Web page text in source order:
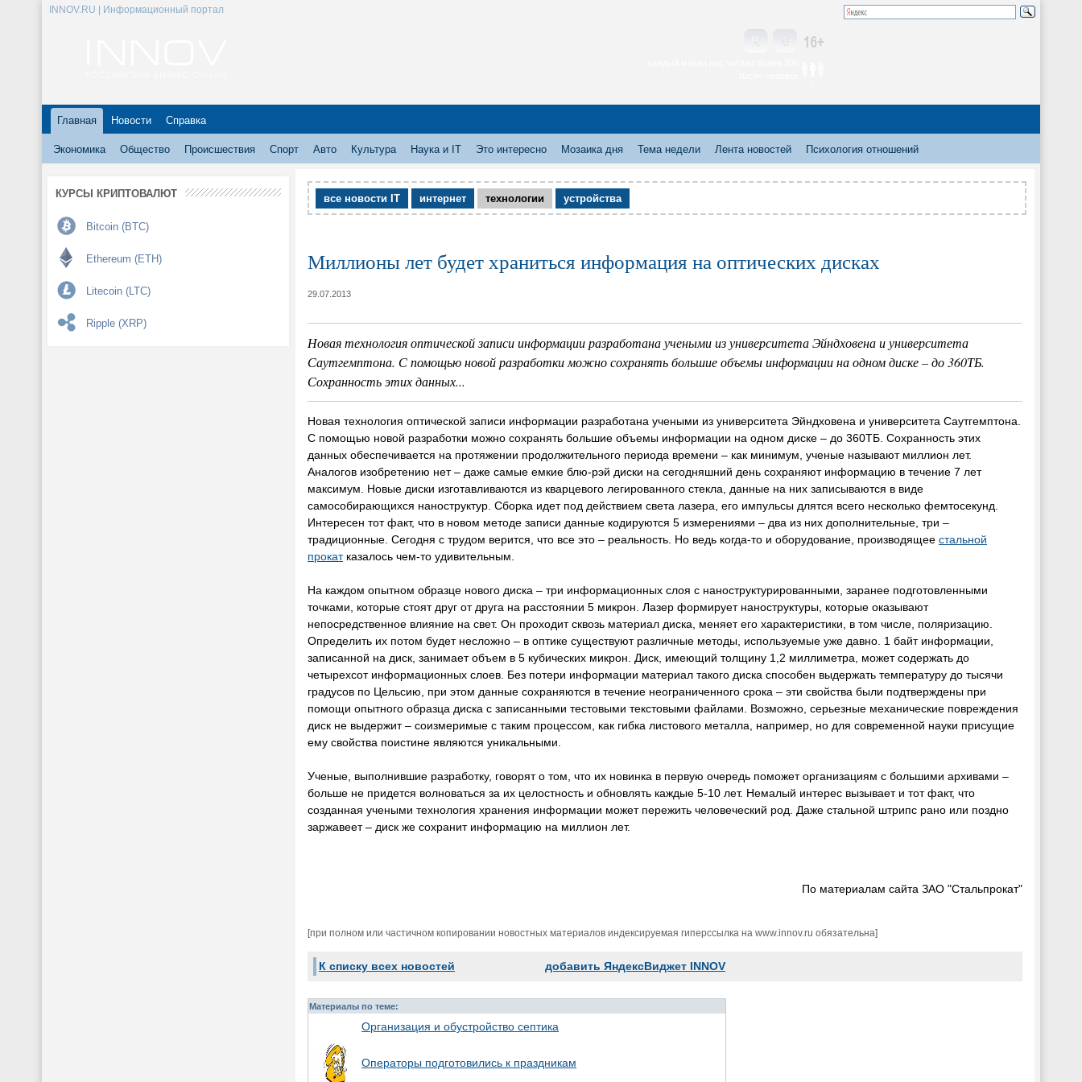
INNOV.RU | Информационный портал
Главная Новости Справка
Экономика Общество Происшествия Спорт Авто Культура Наука и IT Это интересно Мозаика дня Тема недели Лента новостей Психология отношений
КУРСЫ КРИПТОВАЛЮТ
Bitcoin (BTC)
Ethereum (ETH)
Litecoin (LTC)
Ripple (XRP)
все новости IT интернет технологии устройства
Миллионы лет будет храниться информация на оптических дисках
29.07.2013
Новая технология оптической записи информации разработана учеными из университета Эйндховена и университета
Саутгемптона. С помощью новой разработки можно сохранять большие объемы информации на одном диске – до 360ТБ.
Сохранность этих данных...
Новая технология оптической записи информации разработана учеными из университета Эйндховена и университета Саутгемптона.
С помощью новой разработки можно сохранять большие объемы информации на одном диске – до 360ТБ. Сохранность этих
данных обеспечивается на протяжении продолжительного периода времени – как минимум, ученые называют миллион лет.
Аналогов изобретению нет – даже самые емкие блю-рэй диски на сегодняшний день сохраняют информацию в течение 7 лет
максимум. Новые диски изготавливаются из кварцевого легированного стекла, данные на них записываются в виде
самособирающихся наноструктур. Сборка идет под действием света лазера, его импульсы длятся всего несколько фемтосекунд.
Интересен тот факт, что в новом методе записи данные кодируются 5 измерениями – два из них дополнительные, три –
традиционные. Сегодня с трудом верится, что все это – реальность. Но ведь когда-то и оборудование, производящее стальной
прокатказалось чем-то удивительным.
На каждом опытном образце нового диска – три информационных слоя с наноструктурированными, заранее подготовленными
точками, которые стоят друг от друга на расстоянии 5 микрон. Лазер формирует наноструктуры, которые оказывают
непосредственное влияние на свет. Он проходит сквозь материал диска, меняет его характеристики, в том числе, поляризацию.
Определить их потом будет несложно – в оптике существуют различные методы, используемые уже давно. 1 байт информации,
записанной на диск, занимает объем в 5 кубических микрон. Диск, имеющий толщину 1,2 миллиметра, может содержать до
четырехсот информационных слоев. Без потери информации материал такого диска способен выдержать температуру до тысячи
градусов по Цельсию, при этом данные сохраняются в течение неограниченного срока – эти свойства были подтверждены при
помощи опытного образца диска с записанными тестовыми текстовыми файлами. Возможно, серьезные механические повреждения
диск не выдержит – соизмеримые с таким процессом, как гибка листового металла, например, но для современной науки присущие
ему свойства поистине являются уникальными.
Ученые, выполнившие разработку, говорят о том, что их новинка в первую очередь поможет организациям с большими архивами –
больше не придется волноваться за их целостность и обновлять каждые 5-10 лет. Немалый интерес вызывает и тот факт, что
созданная учеными технология хранения информации может пережить человеческий род. Даже стальной штрипс рано или поздно
заржавеет – диск же сохранит информацию на миллион лет.
По материалам сайта ЗАО "Стальпрокат"
[при полном или частичном копировании новостных материалов индексируемая гиперссылка на www.innov.ru обязательна]
К списку всех новостей добавить ЯндексВиджет INNOV
Материалы по теме:
Организация и обустройство септика
Операторы подготовились к праздникам